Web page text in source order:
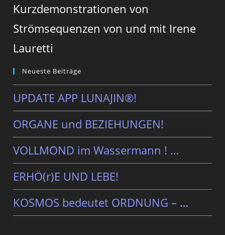
Kurzdemonstrationen von
Strömsequenzen von und mit Irene
Lauretti
Neueste Beiträge
UPDATE APP LUNAJIN®!
ORGANE und BEZIEHUNGEN!
VOLLMOND im Wassermann ! …
ERHÖ(r)E UND LEBE!
KOSMOS bedeutet ORDNUNG – …